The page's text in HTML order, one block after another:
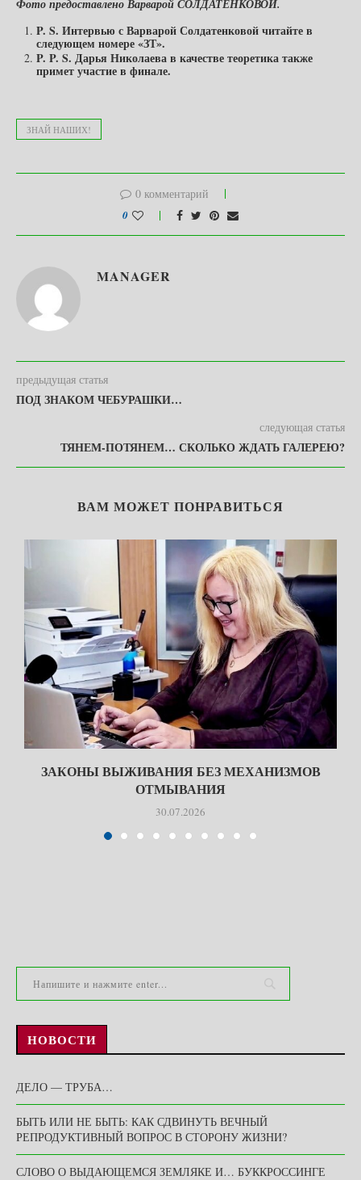
Фото предоставлено Варварой СОЛДАТЕНКОВОЙ.
P. S. Интервью с Варварой Солдатенковой читайте в
следующем номере «ЗТ».
P. P. S. Дарья Николаева в качестве теоретика также
примет участие в финале.
ЗНАЙ НАШИХ!
0 комментарий
0
MANAGER
предыдущая статья
ПОД ЗНАКОМ ЧЕБУРАШКИ…
следующая статья
ТЯНЕМ-ПОТЯНЕМ… СКОЛЬКО ЖДАТЬ ГАЛЕРЕЮ?
ВАМ МОЖЕТ ПОНРАВИТЬСЯ
ЗАКОНЫ ВЫЖИВАНИЯ БЕЗ МЕХАНИЗМОВ
ОТМЫВАНИЯ
30.07.2026
НОВОСТИ
ДЕЛО — ТРУБА…
БЫТЬ ИЛИ НЕ БЫТЬ: КАК СДВИНУТЬ ВЕЧНЫЙ
РЕПРОДУКТИВНЫЙ ВОПРОС В СТОРОНУ ЖИЗНИ?
СЛОВО О ВЫДАЮЩЕМСЯ ЗЕМЛЯКЕ И… БУККРОССИНГЕ